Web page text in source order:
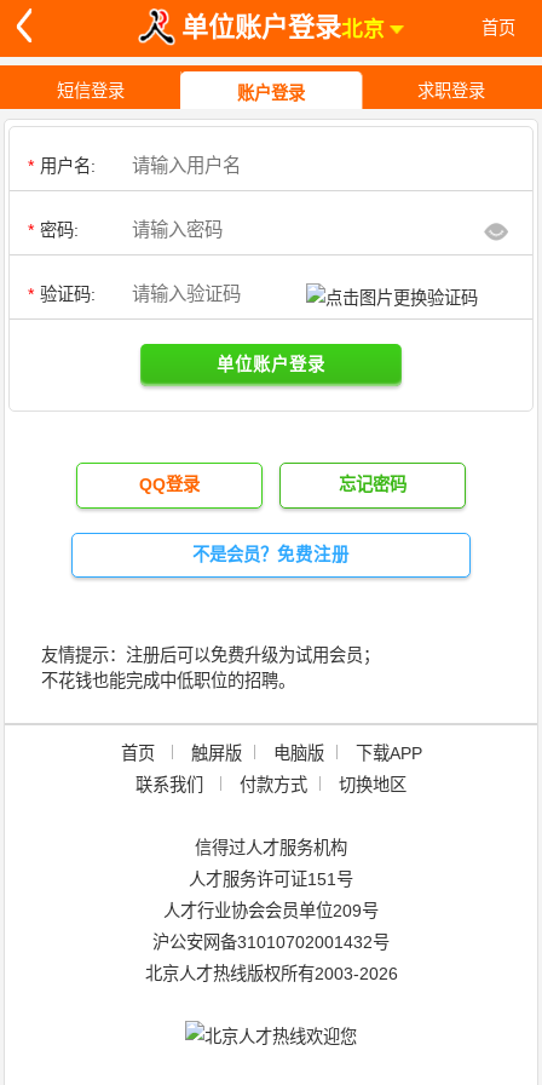
单位账户登录北京 首页
短信登录 账户登录 求职登录
* 用户名:
* 密码:
* 验证码:
单位账户登录
QQ登录 忘记密码
不是会员？ 免费注册
友情提示：注册后可以免费升级为试用会员；
不花钱也能完成中低职位的招聘。
首页
触屏版 电脑版
下载APP
联系我们
付款方式 切换地区
信得过人才服务机构
人才服务许可证151号
人才行业协会会员单位209号
沪公安网备31010702001432号
北京人才热线版权所有2003-2026